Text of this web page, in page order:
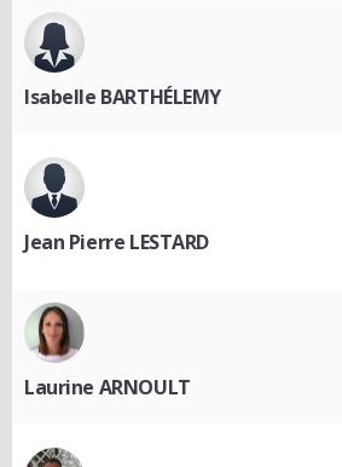
Isabelle BARTHÉLEMY
Jean Pierre LESTARD
Laurine ARNOULT